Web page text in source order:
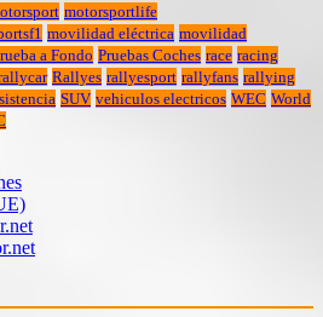
motorsportlife
movilidad eléctrica movilidad
a Fondo Pruebas Coches race racing
Rallyes rallyesport rallyfans rallying
SUV vehiculos electricos WEC World